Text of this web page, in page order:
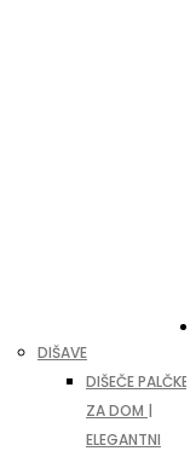
DIŠAVE
DIŠEČE PALČKE
ZA DOM |
ELEGANTNI